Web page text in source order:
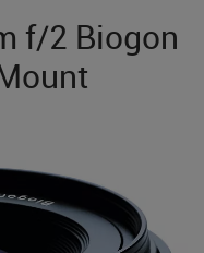
f/2 Biogon